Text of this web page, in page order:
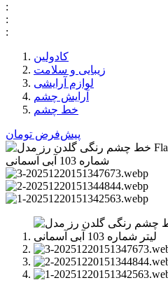
:
:
:
کادولین
زیبایی و سلامت
لوازم آرایشی
آرایش چشم
خط چشم
پیش‌فرض تومان